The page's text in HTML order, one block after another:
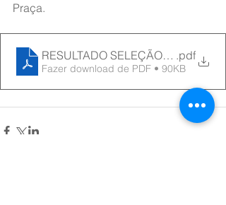
Praça.
RESULTADO SELEÇÃO DE.pdf
Fazer download de PDF • 90KB